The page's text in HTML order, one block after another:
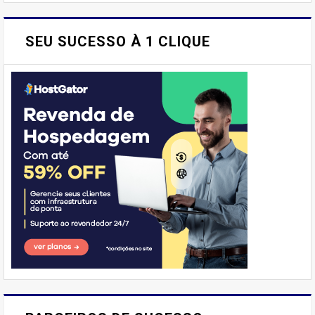
SEU SUCESSO À 1 CLIQUE
E AÍ, PESSOAL! VOCÊ JÁ
IMAGINOU PODER SABOREAR